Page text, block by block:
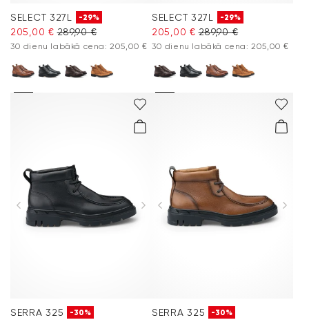
SELECT 327L -29%
205,00 € 289,90 €
30 dienu labākā cena: 205,00 €
SELECT 327L -29%
205,00 € 289,90 €
30 dienu labākā cena: 205,00 €
SERRA 325 -30% SERRA 325 -30%